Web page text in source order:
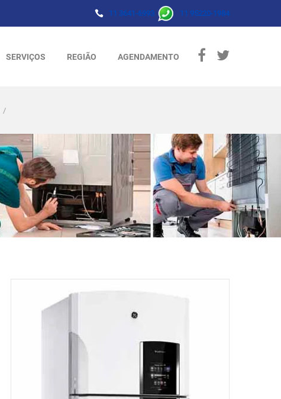
11 3641-6993 11 95220-1984
SERVIÇOS REGIÃO AGENDAMENTO
/